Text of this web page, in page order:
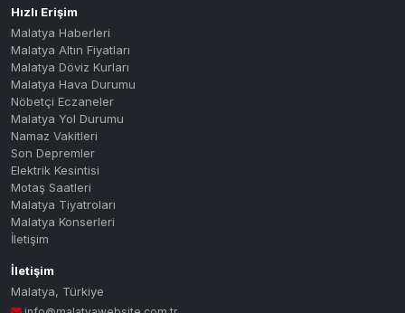
Hızlı Erişim
Malatya Haberleri
Malatya Altın Fiyatları
Malatya Döviz Kurları
Malatya Hava Durumu
Nöbetçi Eczaneler
Malatya Yol Durumu
Namaz Vakitleri
Son Depremler
Elektrik Kesintisi
Motaş Saatleri
Malatya Tiyatroları
Malatya Konserleri
İletişim
İletişim
Malatya, Türkiye